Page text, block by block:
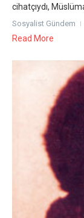
cihatçıydı,
Sosyalist Gündem
Read More